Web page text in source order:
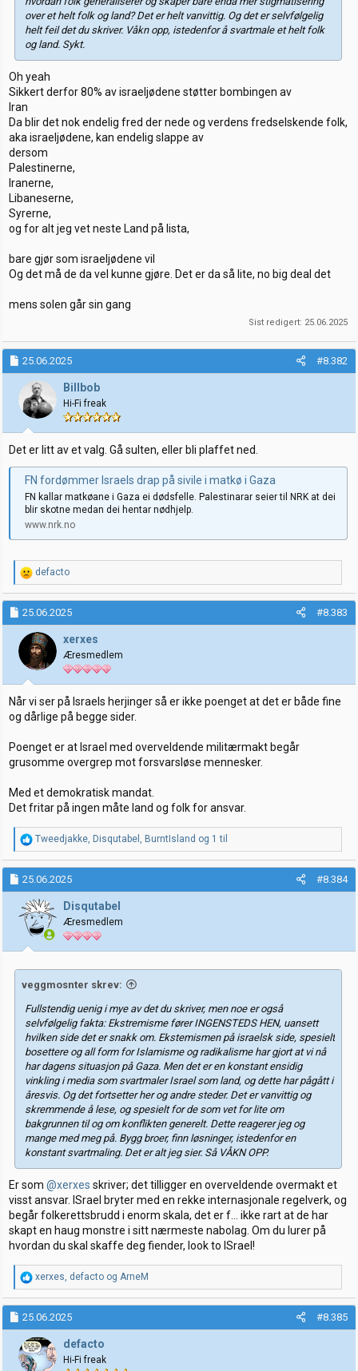
over et helt folk og land? Det er helt vanvittig. Og det er selvfølgelig
helt feil det du skriver. Våkn opp, istedenfor å svartmale et helt folk
og land. Sykt.
Oh yeah
Sikkert derfor 80% av israeljødene støtter bombingen av
Iran
Da blir det nok endelig fred der nede og verdens fredselskende folk,
aka israeljødene, kan endelig slappe av
dersom
Palestinerne,
Iranerne,
Libaneserne,
Syrerne,
og for alt jeg vet neste Land på lista,
bare gjør som israeljødene vil
Og det må de da vel kunne gjøre. Det er da så lite, no big deal det
mens solen går sin gang
Sist redigert: 25.06.2025
25.06.2025 #8.382
Billbob
Hi-Fi freak
Det er litt av et valg. Gå sulten, eller bli plaffet ned.
FN fordømmer Israels drap på sivile i matkø i Gaza
FN kallar matkøane i Gaza ei dødsfelle. Palestinarar seier til NRK at dei
blir skotne medan dei hentar nødhjelp.
www.nrk.no
R
e
a
k
j
o
n
e
r
:
defacto
25.06.2025 #8.383
xerxes
Æresmedlem
Når vi ser på Israels herjinger så er ikke poenget at det er både fine
og dårlige på begge sider.
Poenget er at Israel med overveldende militærmakt begår
grusomme overgrep mot forsvarsløse mennesker.
Med et demokratisk mandat.
Det fritar på ingen måte land og folk for ansvar.
R
e
a
k
j
o
n
r
Tweedjakke Disqutabel BurntIsland og 1 til
25.06.2025 #8.384
Disqutabel
Æresmedlem
veggmosnter skrev:
Fullstendig uenig i mye av det du skriver, men noe er også
selvfølgelig fakta: Ekstremisme fører INGENSTEDS HEN, uansett
hvilken side det er snakk om. Ekstemismen på israelsk side, spesielt
bosettere og all form for Islamisme og radikalisme har gjort at vi nå
har dagens situasjon på Gaza. Men det er en konstant ensidig
vinkling i media som svartmaler Israel som land, og dette har pågått i
åresvis. Og det fortsetter her og andre steder. Det er vanvittig og
skremmende å lese, og spesielt for de som vet for lite om
bakgrunnen til og om konflikten generelt. Dette reagerer jeg og
mange med meg på. Bygg broer, finn løsninger, istedenfor en
konstant svartmaling. Det er alt jeg sier. Så VÅKN OPP.
Er som @xerxes skriver; det tilligger en overveldende overmakt et
visst ansvar. ISrael bryter med en rekke internasjonale regelverk, og
begår folkerettsbrudd i enorm skala, det er f... ikke rart at de har
skapt en haug monstre i sitt nærmeste nabolag. Om du lurer på
hvordan du skal skaffe deg fiender, look to ISrael!
R
e
a
k
j
o
n
xerxes defacto og ArneM
25.06.2025 #8.385
defacto
Hi-Fi freak